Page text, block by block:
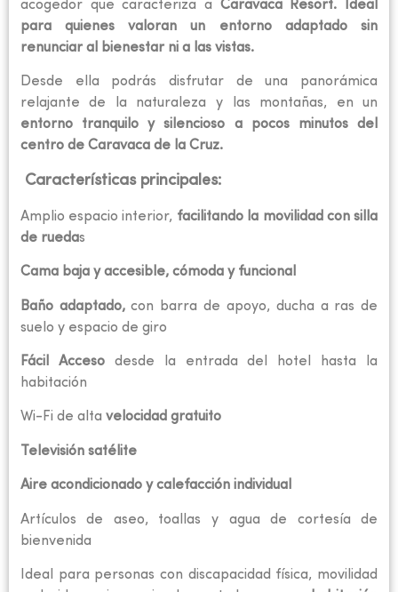
acogedor que caracteriza a Caravaca Resort. Ideal
para quienes valoran un entorno adaptado sin
renunciar al bienestar ni a las vistas.
Desde ella podrás disfrutar de una panorámica
relajante de la naturaleza y las montañas, en un
entorno tranquilo y silencioso a pocos minutos del
centro de Caravaca de la Cruz.
Características principales:
Amplio espacio interior, facilitando la movilidad con silla
de ruedas
Cama baja y accesible, cómoda y funcional
Baño adaptado,con barra de apoyo, ducha a ras de
suelo y espacio de giro
Fácil Accesodesde la entrada del hotel hasta la
habitación
Wi-Fi de alta velocidad gratuito
Televisión satélite
Aire acondicionado y calefacción individual
Artículos de aseo, toallas y agua de cortesía de
bienvenida
Ideal para personas con discapacidad física, movilidad